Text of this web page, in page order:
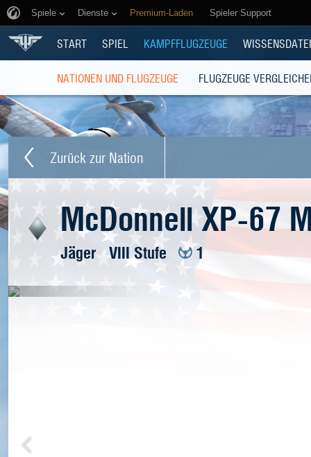
Spiele Dienste Premium-Laden Spieler Support
START SPIEL KAMPFFLUGZEUGE
NATIONEN UND FLUGZEUGE FLUGZEUGE
Zurück zur Nation
McDonnell XP-67
Jäger VIII Stufe 1